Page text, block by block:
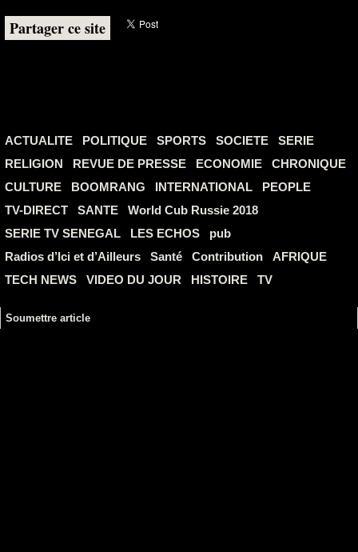
Partager ce site
ACTUALITE POLITIQUE SPORTS SOCIETE
SERIE
RELIGION
REVUE DE PRESSE ECONOMIE
CHRONIQUE
CULTURE
BOOMRANG INTERNATIONAL
PEOPLE
TV-DIRECT
SANTE
World Cub Russie 2018
SERIE TV SENEGAL
LES ECHOS
pub
Radios d’Ici et d’Ailleurs
Santé Contribution
AFRIQUE
TECH NEWS
VIDEO DU JOUR HISTOIRE TV
Soumettre article